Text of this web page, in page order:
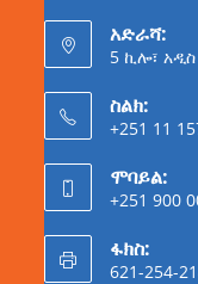
አድራሻ:
5 ኪሎ፣ አዲስ
ስልክ:
+251 11
ሞባይል:
+251 900
ፋክስ:
621-254-